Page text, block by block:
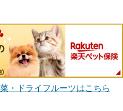
・ドライフルーツはこちら